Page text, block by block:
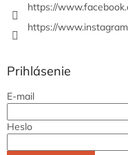
https://
https://
Prihlásenie
E-mail
Heslo